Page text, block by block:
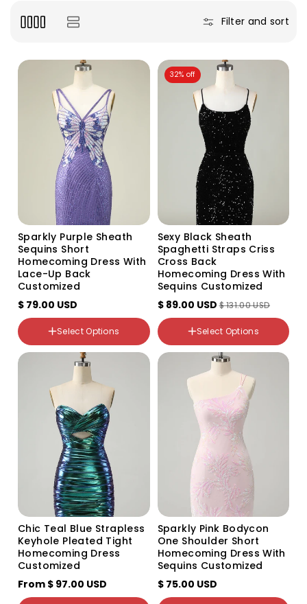
:
Filter and sort
Sparkly Purple Sheath
Sequins Short
Homecoming Dress With
Lace-Up Back
Customized
$ 79.00 USD
Color
Variant
sold
out
or
unavailable
Size
US2
US4
US8
Select Options
32% off
Sexy Black Sheath
Spaghetti Straps Criss
Cross Back
Homecoming Dress With
Sequins Customized
$ 89.00 USD$ 131.00 USD
Variant
sold
out
or
unavailable
Size
US2
US4
US6
US8
US10
US14
custom
Select Options
Chic Teal Blue Strapless
Keyhole Pleated Tight
Homecoming Dress
Customized
From $ 97.00 USD
unavailable
Variant
unavailable
US10
US12
US14
US16
US16W
US18W
US20W
Sparkly Pink Bodycon
One Shoulder Short
Homecoming Dress With
Sequins Customized
$ 75.00 USD
Color
Variant
sold
out
or
unavailable
Variant
sold
out
or
unavailable
Size
US2
US4